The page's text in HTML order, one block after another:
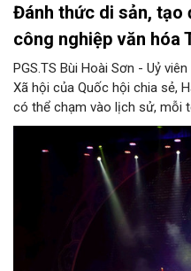
Đánh thức di sản, tạo
công nghiệp văn hóa
PGS.TS Bùi Hoài Sơn - Uỷ
Xã hội của Quốc hội chia sẻ,
có thể chạm vào lịch sử, mỗi
hồ, nếp nhà, câu hát, món
thể kể một câu chuyện về
Nhưng trong kỷ nguyên mới,
bao nhiêu di sản, bao nhiêu
ức, mà là làm thế nào để
phát triển, thành sức mạnh
thành năng lực cạnh tranh của